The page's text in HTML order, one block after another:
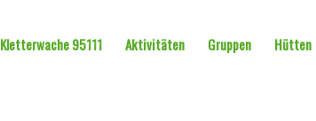
Kletterwache 95111 Aktivitäten Gruppen Hütten